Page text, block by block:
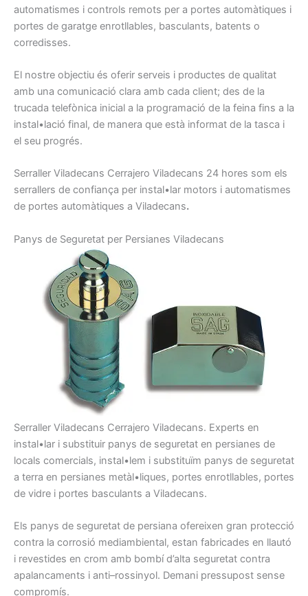
automatismes i controls remots per a portes automàtiques i
portes de garatge enrotllables, basculants, batents o
corredisses.
El nostre objectiu és oferir serveis i productes de qualitat
amb una comunicació clara amb cada client; des de la
trucada telefònica inicial a la programació de la feina fins a la
instal•lació final, de manera que està informat de la tasca i
el seu progrés.
Serraller Viladecans Cerrajero Viladecans 24 hores som els
serrallers de confiança per instal•lar motors i automatismes
de portes automàtiques a Viladecans.
Panys de Seguretat per Persianes Viladecans
Serraller Viladecans Cerrajero Viladecans. Experts en
instal•lar i substituir panys de seguretat en persianes de
locals comercials, instal•lem i substituïm panys de seguretat
a terra en persianes metàl•liques, portes enrotllables, portes
de vidre i portes basculants a Viladecans.
Els panys de seguretat de persiana ofereixen gran protecció
contra la corrosió mediambiental, estan fabricades en llautó
i revestides en crom amb bombí d’alta seguretat contra
apalancaments i anti–rossinyol. Demani pressupost sense
compromís.